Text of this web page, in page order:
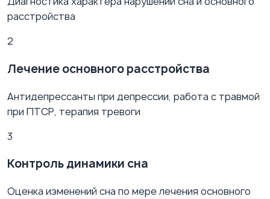
расстройства
2
Лечение основного расстройства
Антидепрессанты при депрессии, работа с травмой
при ПТСР, терапия тревоги
3
Контроль динамики сна
Оценка изменений сна по мере лечения основного